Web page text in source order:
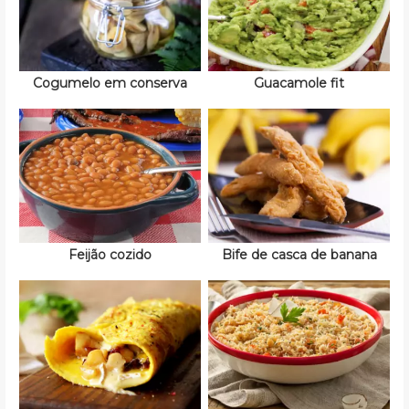
Cogumelo em conserva Guacamole fit
Feijão cozido Bife de casca de banana